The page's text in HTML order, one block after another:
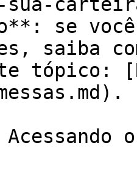
se
saiba
tópico: